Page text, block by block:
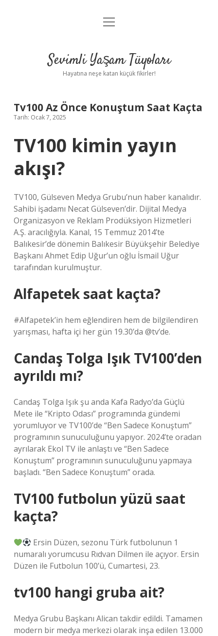
Anasayfa
Yasal Uyarı
menüyü
Sevimli Yaşam Tüyoları
Hayatına neşe katan küçük fikirler!
Tv100 Az Önce Konuştum Saat Kaçta
Tarih: Ocak 7, 2025
TV100 kimin yayın
akışı?
TV100, Gülseven Medya Grubu’nun haber kanalıdır.
Sahibi işadamı Necat Gülseven’dir. Dijital Medya
Organizasyon ve Reklam Prodüksiyon Hizmetleri
A.Ş. aracılığıyla. Kanal, 15 Temmuz 2014’te
Balıkesir’de dönemin Balıkesir Büyükşehir Belediye
Başkanı Ahmet Edip Uğur’un oğlu İsmail Uğur
tarafından kurulmuştur.
Alfapetek saat kaçta?
#Alfapetek’in hem eğlendiren hem de bilgilendiren
yarışması, hafta içi her gün 19.30’da @tv’de.
Candaş Tolga Işık TV100’den
ayrıldı mı?
Candaş Tolga Işık şu anda Kafa Radyo’da Güçlü
Mete ile “Kripto Odası” programında gündemi
yorumluyor ve TV100’de “Ben Sadece Konuştum”
programının sunuculuğunu yapıyor. 2024’te oradan
ayrılarak Ekol TV ile anlaştı ve “Ben Sadece
Konuştum” programının sunuculuğunu yapmaya
başladı. “Ben Sadece Konuştum” orada.
TV100 futbolun yüzü saat
kaçta?
Ersin Düzen, sezonu Türk futbolunun 1
numaralı yorumcusu Rıdvan Dilmen ile açıyor. Ersin
Düzen ile Futbolun 100’ü, Cumartesi, 23.
tv100 hangi gruba ait?
Medya Grubu Başkanı Alican takdir edildi. Tamamen
modern bir medya merkezi olarak inşa edilen 13.000